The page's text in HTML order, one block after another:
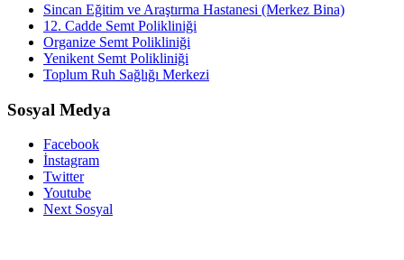
Sincan Eğitim ve Araştırma Hastanesi (Merkez Bina)
12. Cadde Semt Polikliniği
Organize Semt Polikliniği
Yenikent Semt Polikliniği
Toplum Ruh Sağlığı Merkezi
Sosyal Medya
Facebook
İnstagram
Twitter
Youtube
Next Sosyal